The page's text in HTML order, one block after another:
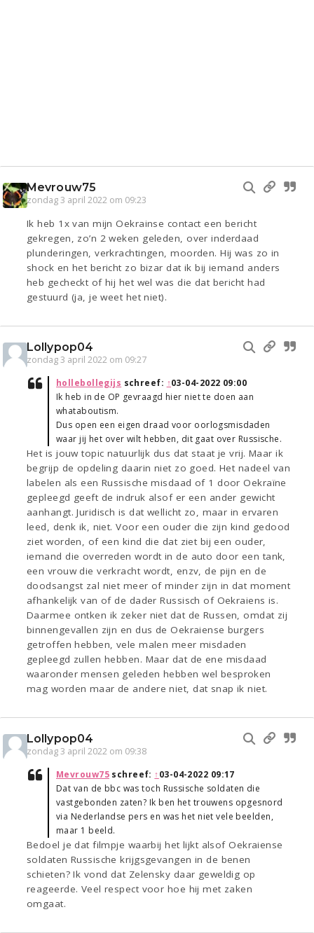
Mevrouw75
zondag 3 april 2022 om 09:23
Ik heb 1x van mijn Oekrainse contact een bericht
gekregen, zo’n 2 weken geleden, over inderdaad
plunderingen, verkrachtingen, moorden. Hij was zo in
shock en het bericht zo bizar dat ik bij iemand anders
heb gecheckt of hij het wel was die dat bericht had
gestuurd (ja, je weet het niet).
Lollypop04
zondag 3 april 2022 om 09:27
hollebollegijs schreef: ↑03-04-2022 09:00
Ik heb in de OP gevraagd hier niet te doen aan
whataboutism.
Dus open een eigen draad voor oorlogsmisdaden
waar jij het over wilt hebben, dit gaat over Russische.
Het is jouw topic natuurlijk dus dat staat je vrij. Maar ik
begrijp de opdeling daarin niet zo goed. Het nadeel van
labelen als een Russische misdaad of 1 door Oekraïne
gepleegd geeft de indruk alsof er een ander gewicht
aanhangt. Juridisch is dat wellicht zo, maar in ervaren
leed, denk ik, niet. Voor een ouder die zijn kind gedood
ziet worden, of een kind die dat ziet bij een ouder,
iemand die overreden wordt in de auto door een tank,
een vrouw die verkracht wordt, enzv, de pijn en de
doodsangst zal niet meer of minder zijn in dat moment
afhankelijk van of de dader Russisch of Oekraiens is.
Daarmee ontken ik zeker niet dat de Russen, omdat zij
binnengevallen zijn en dus de Oekraiense burgers
getroffen hebben, vele malen meer misdaden
gepleegd zullen hebben. Maar dat de ene misdaad
waaronder mensen geleden hebben wel besproken
mag worden maar de andere niet, dat snap ik niet.
Lollypop04
zondag 3 april 2022 om 09:38
Mevrouw75schreef: ↑03-04-2022 09:17
Dat van de bbc was toch Russische soldaten die
vastgebonden zaten? Ik ben het trouwens opgesnord
via Nederlandse pers en was het niet vele beelden,
maar 1 beeld.
Bedoel je dat filmpje waarbij het lijkt alsof Oekraiense
soldaten Russische krijgsgevangen in de benen
schieten? Ik vond dat Zelensky daar geweldig op
reageerde. Veel respect voor hoe hij met zaken
omgaat.